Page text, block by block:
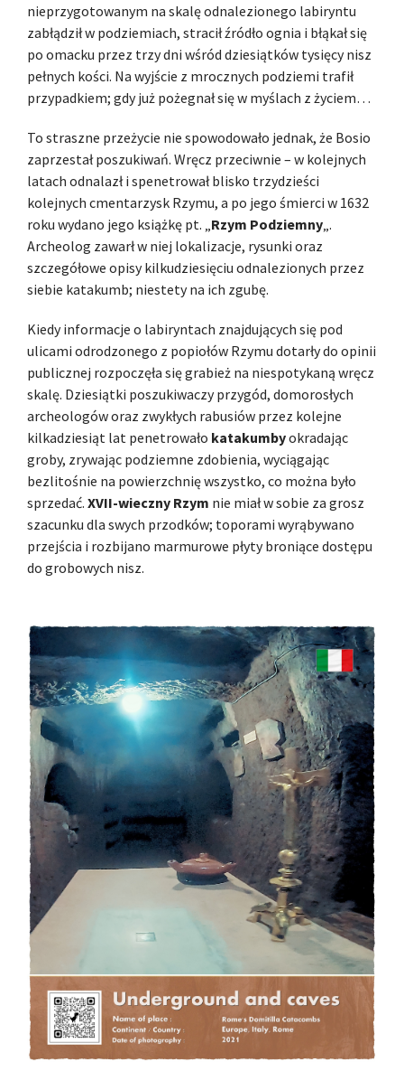
nieprzygotowanym na skalę odnalezionego labiryntu
zabłądził w podziemiach, stracił źródło ognia i błąkał się
po omacku przez trzy dni wśród dziesiątków tysięcy nisz
pełnych kości. Na wyjście z mrocznych podziemi trafił
przypadkiem; gdy już pożegnał się w myślach z życiem…
To straszne przeżycie nie spowodowało jednak, że Bosio
zaprzestał poszukiwań. Wręcz przeciwnie – w kolejnych
latach odnalazł i spenetrował blisko trzydzieści
kolejnych cmentarzysk Rzymu, a po jego śmierci w 1632
roku wydano jego książkę pt. „Rzym Podziemny„.
Archeolog zawarł w niej lokalizacje, rysunki oraz
szczegółowe opisy kilkudziesięciu odnalezionych przez
siebie katakumb; niestety na ich zgubę.
Kiedy informacje o labiryntach znajdujących się pod
ulicami odrodzonego z popiołów Rzymu dotarły do opinii
publicznej rozpoczęła się grabież na niespotykaną wręcz
skalę. Dziesiątki poszukiwaczy przygód, domorosłych
archeologów oraz zwykłych rabusiów przez kolejne
kilkadziesiąt lat penetrowało katakumbyokradając
groby, zrywając podziemne zdobienia, wyciągając
bezlitośnie na powierzchnię wszystko, co można było
sprzedać. XVII-wieczny Rzym nie miał w sobie za grosz
szacunku dla swych przodków; toporami wyrąbywano
przejścia i rozbijano marmurowe płyty broniące dostępu
do grobowych nisz.